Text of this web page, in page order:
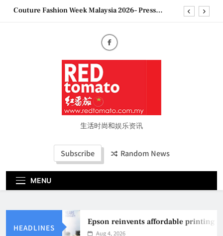
SkipCouture Fashion Week Malaysia 2026– Press
妈妈提供分享剖腹产复原历程的空间
2026 全国房地产大奖创历史纪录 见证马来西亚房
地产经纪行业蓬勃发展
Epson reinvents affordable printing with next-
generation EcoTank Series
Couture Fashion Week Malaysia 2026– Press
“See Her Heal – 1,000 Untold Stories” 为马来西亚
妈妈提供分享剖腹产复原历程的空间
地产经纪行业蓬勃发展
生活时尚和娱乐资讯
Subscribe Random News
MENU
HEADLINES
Epson reinvents affordable printing
Aug 4, 2026